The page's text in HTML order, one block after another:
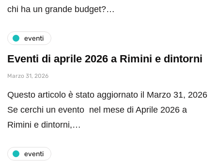
chi ha un grande budget?…
eventi
Eventi di aprile 2026 a Rimini e dintorni
Marzo 31, 2026
Questo articolo è stato aggiornato il Marzo 31, 2026
Se cerchi un evento nel mese di Aprile 2026 a
Rimini e dintorni,…
eventi